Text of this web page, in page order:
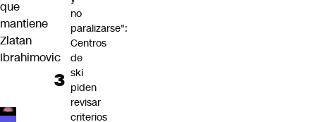
que
mantiene
Zlatan
Ibrahimovic
no
paralizarse":
Centros
de
ski
piden
revisar
criterios